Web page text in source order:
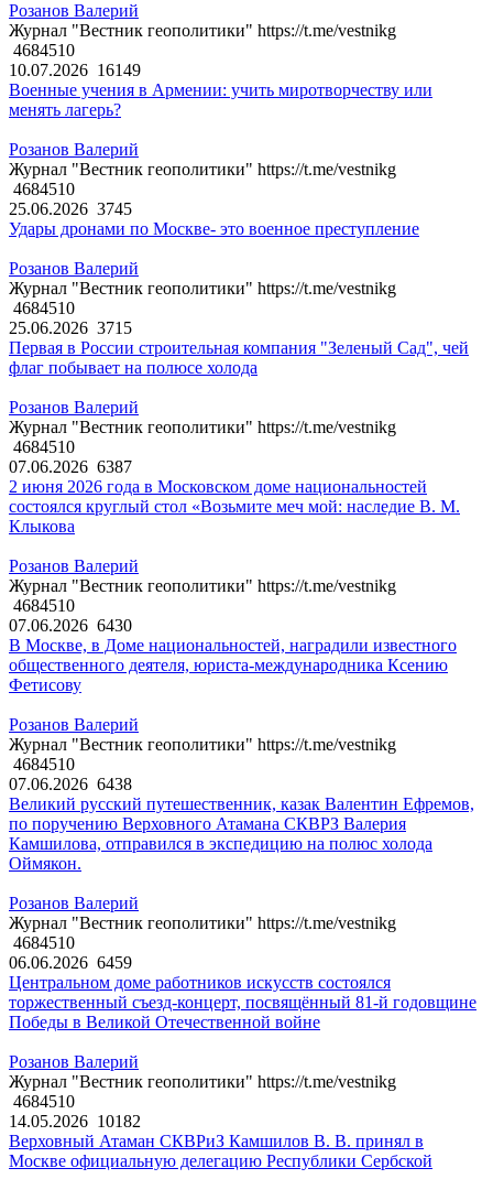
Розанов Валерий
Журнал "Вестник геополитики" https://t.me/vestnikg
4684510
10.07.2026 16149
Военные учения в Армении: учить миротворчеству или
менять лагерь?
Розанов Валерий
Журнал "Вестник геополитики" https://t.me/vestnikg
4684510
25.06.2026 3745
Удары дронами по Москве- это военное преступление
Розанов Валерий
Журнал "Вестник геополитики" https://t.me/vestnikg
4684510
25.06.2026 3715
Первая в России строительная компания "Зеленый Сад", чей
флаг побывает на полюсе холода
Розанов Валерий
Журнал "Вестник геополитики" https://t.me/vestnikg
4684510
07.06.2026 6387
2 июня 2026 года в Московском доме национальностей
состоялся круглый стол «Возьмите меч мой: наследие В. М.
Клыкова
Розанов Валерий
Журнал "Вестник геополитики" https://t.me/vestnikg
4684510
07.06.2026 6430
В Москве, в Доме национальностей, наградили известного
общественного деятеля, юриста-международника Ксению
Фетисову
Розанов Валерий
Журнал "Вестник геополитики" https://t.me/vestnikg
4684510
07.06.2026 6438
Великий русский путешественник, казак Валентин Ефремов,
по поручению Верховного Атамана СКВРЗ Валерия
Камшилова, отправился в экспедицию на полюс холода
Оймякон.
Розанов Валерий
Журнал "Вестник геополитики" https://t.me/vestnikg
4684510
06.06.2026 6459
Центральном доме работников искусств состоялся
торжественный съезд-концерт, посвящённый 81-й годовщине
Победы в Великой Отечественной войне
Розанов Валерий
Журнал "Вестник геополитики" https://t.me/vestnikg
4684510
14.05.2026 10182
Верховный Атаман СКВРиЗ Камшилов В. В. принял в
Москве официальную делегацию Республики Сербской